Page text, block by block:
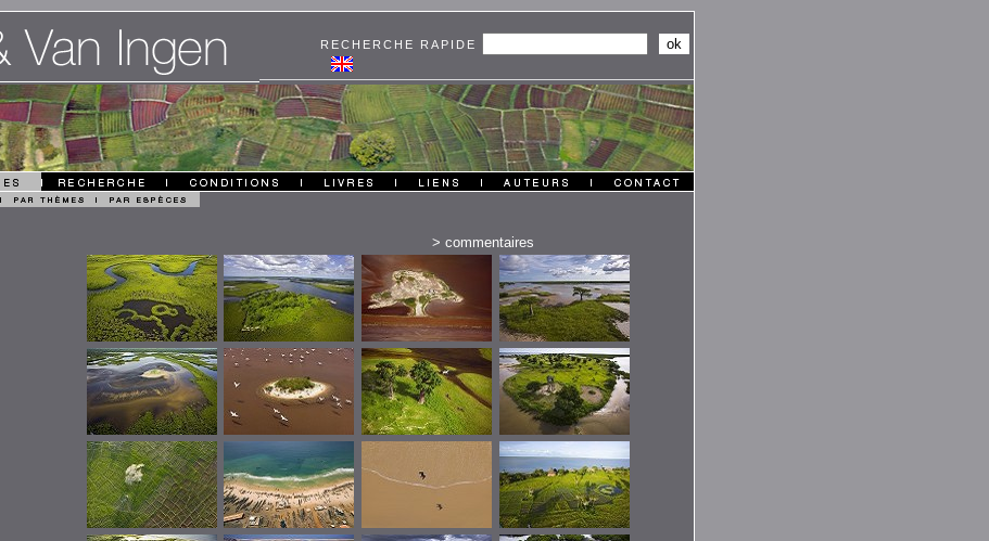
RECHERCHE RAPIDE
> commentaires